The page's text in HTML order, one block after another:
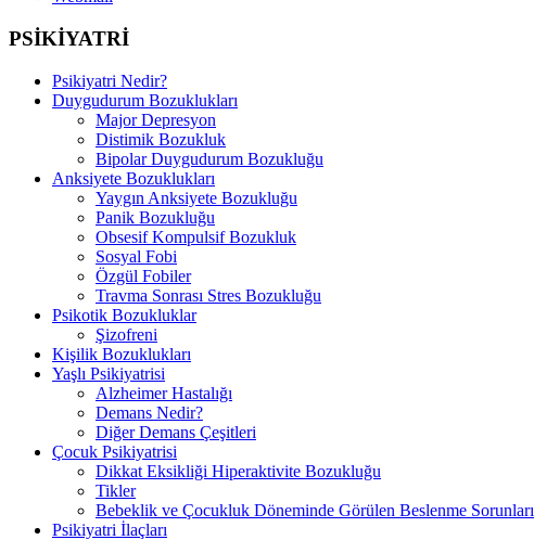
PSİKİYATRİ
Psikiyatri Nedir?
Duygudurum Bozuklukları
Major Depresyon
Distimik Bozukluk
Bipolar Duygudurum Bozukluğu
Anksiyete Bozuklukları
Yaygın Anksiyete Bozukluğu
Panik Bozukluğu
Obsesif Kompulsif Bozukluk
Sosyal Fobi
Özgül Fobiler
Travma Sonrası Stres Bozukluğu
Psikotik Bozukluklar
Şizofreni
Kişilik Bozuklukları
Yaşlı Psikiyatrisi
Alzheimer Hastalığı
Demans Nedir?
Diğer Demans Çeşitleri
Çocuk Psikiyatrisi
Dikkat Eksikliği Hiperaktivite Bozukluğu
Tikler
Bebeklik ve Çocukluk Döneminde Görülen Beslenme Sorunları
Psikiyatri İlaçları